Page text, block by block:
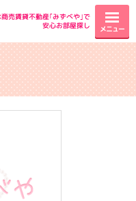
売賃貸不動産｢みずべや｣で
安心お部屋探し
メニュー